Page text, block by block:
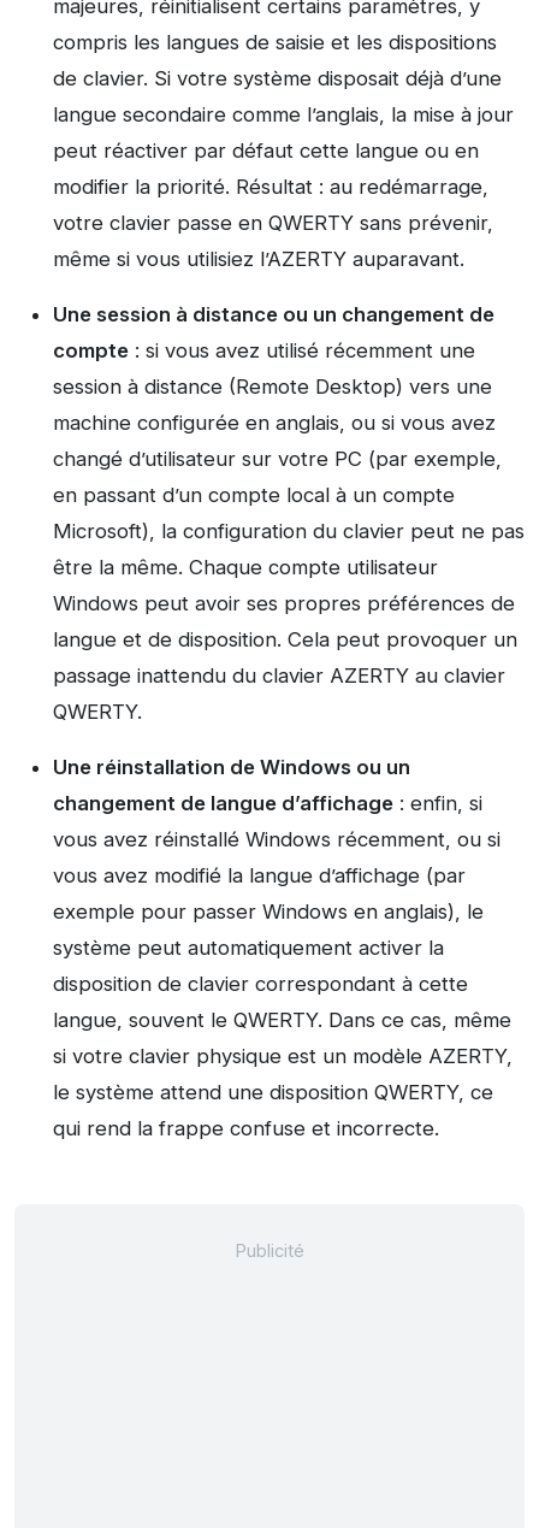
majeures, réinitialisent certains paramètres, y
compris les langues de saisie et les dispositions
de clavier. Si votre système disposait déjà d’une
langue secondaire comme l’anglais, la mise à jour
peut réactiver par défaut cette langue ou en
modifier la priorité. Résultat : au redémarrage,
votre clavier passe en QWERTY sans prévenir,
même si vous utilisiez l’AZERTY auparavant.
Une session à distance ou un changement de
compte : si vous avez utilisé récemment une
session à distance (Remote Desktop) vers une
machine configurée en anglais, ou si vous avez
changé d’utilisateur sur votre PC (par exemple,
en passant d’un compte local à un compte
Microsoft), la configuration du clavier peut ne pas
être la même. Chaque compte utilisateur
Windows peut avoir ses propres préférences de
langue et de disposition. Cela peut provoquer un
passage inattendu du clavier AZERTY au clavier
QWERTY.
Une réinstallation de Windows ou un
changement de langue d’affichage : enfin, si
vous avez réinstallé Windows récemment, ou si
vous avez modifié la langue d’affichage (par
exemple pour passer Windows en anglais), le
système peut automatiquement activer la
disposition de clavier correspondant à cette
langue, souvent le QWERTY. Dans ce cas, même
si votre clavier physique est un modèle AZERTY,
le système attend une disposition QWERTY, ce
qui rend la frappe confuse et incorrecte.